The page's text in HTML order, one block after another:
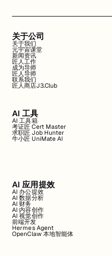
关于公司
关于我们
元宇宙课堂
新闻资讯
匠人工作
成为导师
匠人导师
联系我们
匠人商店J3.Club
AI 工具
AI 工具箱
考证匠 Cert Master
求职匠 Job Hunter
牛小匠 UniMate AI
AI 应用提效
AI 办公提效
AI 数据分析
AI 财务
AI 内容创作
AI 视觉创作
前端开发
Hermes Agent
OpenClaw 本地智能体